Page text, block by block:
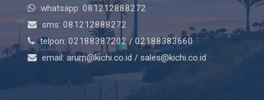
whatsapp: 081212888272
sms: 081212888272
telpon: 02188387202 / 02188383660
email: arum@kichi.co.id / sales@kichi.co.id